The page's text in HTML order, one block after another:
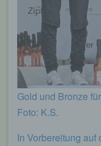
Gold und Bronze
Foto: K.S.
In Vorbereitung